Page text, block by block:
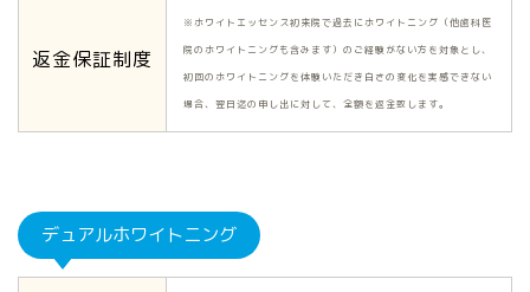
返金保証制度
※ホワイトエッセンス初来院で過去にホワイトニング（他歯科医
院のホワイトニングも含みます）のご経験がない方を対象とし、
初回のホワイトニングを体験いただき白さの変化を実感できない
場合、翌日迄の申し出に対して、全額を返金致します。
デュアルホワイトニング